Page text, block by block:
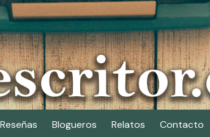
Reseñas Blogueros Relatos Contacto